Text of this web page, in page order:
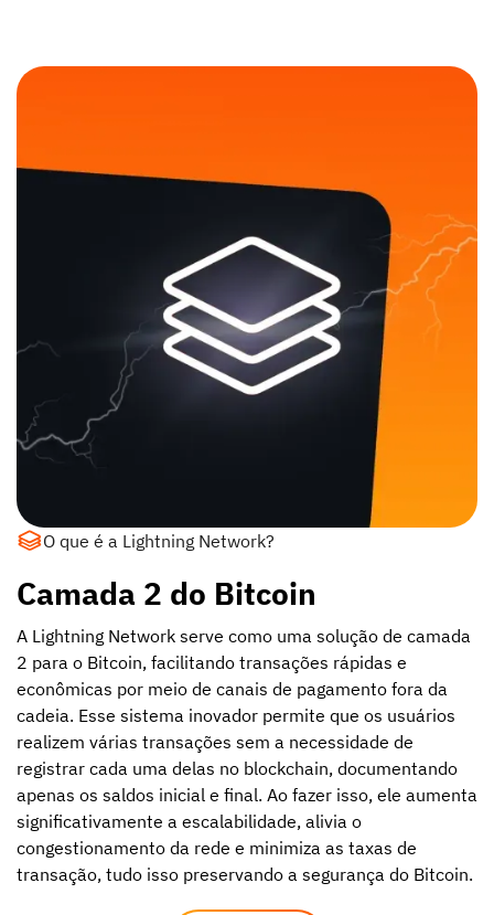
O que é a Lightning Network?
Camada 2 do Bitcoin
A Lightning Network serve como uma solução de camada
2 para o Bitcoin, facilitando transações rápidas e
econômicas por meio de canais de pagamento fora da
cadeia. Esse sistema inovador permite que os usuários
realizem várias transações sem a necessidade de
registrar cada uma delas no blockchain, documentando
apenas os saldos inicial e final. Ao fazer isso, ele aumenta
significativamente a escalabilidade, alivia o
congestionamento da rede e minimiza as taxas de
transação, tudo isso preservando a segurança do Bitcoin.